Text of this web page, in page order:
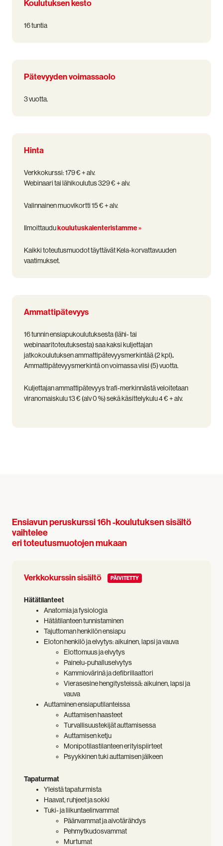
Koulutuksen kesto
16 tuntia
Pätevyyden voimassaolo
3 vuotta.
Hinta
Verkkokurssi: 179 € + alv.
Webinaari tai lähikoulutus 329 € + alv.
Valinnainen muovikortti 15 € + alv.
Ilmoittaudukoulutuskalenteristamme »
Kaikki toteutusmuodot täyttävät Kela-korvattavuuden
vaatimukset.
Ammattipätevyys
16 tunnin ensiapukoulutuksesta (lähi- tai
webinaaritoteutuksesta) saakaksi kuljettajan
jatkokoulutuksen ammatti­pätevyys­merkintää (2 kpl).
Ammatti­pätevyys­merkintä on voimassa viisi (5) vuotta.
Kuljettajan ammattipätevyys trafi-merkinnästä veloitetaan
viranomaiskulu 13 € (alv 0 %) sekä käsittelykulu 4 € + alv.
Ensiavun peruskurssi 16h -koulutuksen sisältö
vaihtelee
eri toteutusmuotojen mukaan
Verkkokurssin sisältö PÄIVITETTY
Hätätilanteet
Anatomia ja fysiologia
Hätätilanteen tunnistaminen
Tajuttoman henkilön ensiapu
Eloton henkilö ja elvytys: aikuinen, lapsi ja vauva
Elottomuus ja elvytys
Painelu-puhalluselvytys
Kammiovärinä ja defibrillaattori
Vierasesine hengitysteissä: aikuinen, lapsi ja
vauva
Auttaminen ensiaputilanteissa
Auttamisen haasteet
Turvallisuustekijät auttamisessa
Auttamisen ketju
Monipotilastilanteen erityispiirteet
Psyykkinen tuki auttamisen jälkeen
Tapaturmat
Yleistä tapaturmista
Haavat, ruhjeet ja sokki
Tuki- ja liikuntaelinvammat
Päänvammat ja aivotärähdys
Pehmytkudosvammat
Murtumat